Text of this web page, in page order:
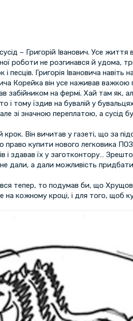
– Григорій Іванович. Усе життя
роботи не розгинався й удома,
Григорія Івановича навіть
Корейка він усе наживав
забійником на фермі. Хай там як,
і тому їздив на бувалій у
зі значною переплатою, а сусід
Він вичитав у газеті, що за
право купити нового легковика
і здавав їх у заготконтору…
дали, а дали можливість
тепер, то подумав би, що
кожному кроці, і для того, щоб